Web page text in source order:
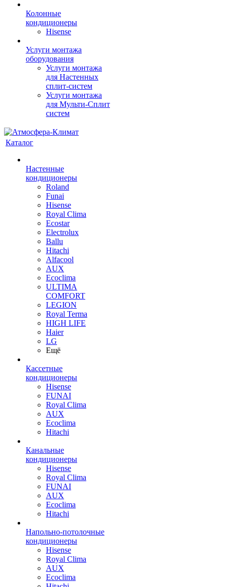
Колонные
кондиционеры
Hisense
Услуги монтажа
оборудования
Услуги монтажа
для Настенных
сплит-систем
Услуги монтажа
для Мульти-Сплит
систем
Каталог
Настенные
кондиционеры
Roland
Funai
Hisense
Royal Clima
Ecostar
Electrolux
Ballu
Hitachi
Alfacool
AUX
Ecoclima
ULTIMA
COMFORT
LEGION
Royal Terma
HIGH LIFE
Haier
LG
Ещё
Кассетные
кондиционеры
Hisense
FUNAI
Royal Clima
AUX
Ecoclima
Hitachi
Канальные
кондиционеры
Hisense
Royal Clima
FUNAI
AUX
Ecoclima
Hitachi
Напольно-потолочные
кондиционеры
Hisense
Royal Clima
AUX
Ecoclima